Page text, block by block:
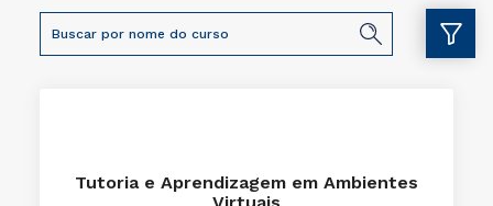
Tutoria e Aprendizagem em Ambientes